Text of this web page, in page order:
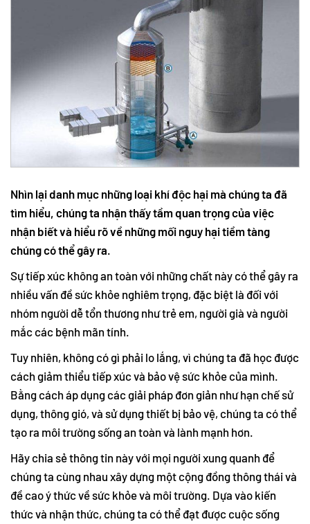
Nhìn lại danh mục những loại khí độc hại mà chúng ta đã
tìm hiểu, chúng ta nhận thấy tầm quan trọng của việc
nhận biết và hiểu rõ về những mối nguy hại tiềm tàng
chúng có thể gây ra.
Sự tiếp xúc không an toàn với những chất này có thể gây ra
nhiều vấn đề sức khỏe nghiêm trọng, đặc biệt là đối với
nhóm người dễ tổn thương như trẻ em, người già và người
mắc các bệnh mãn tính.
Tuy nhiên, không có gì phải lo lắng, vì chúng ta đã học được
cách giảm thiểu tiếp xúc và bảo vệ sức khỏe của mình.
Bằng cách áp dụng các giải pháp đơn giản như hạn chế sử
dụng, thông gió, và sử dụng thiết bị bảo vệ, chúng ta có thể
tạo ra môi trường sống an toàn và lành mạnh hơn.
Hãy chia sẻ thông tin này với mọi người xung quanh để
chúng ta cùng nhau xây dựng một cộng đồng thông thái và
đề cao ý thức về sức khỏe và môi trường. Dựa vào kiến
thức và nhận thức, chúng ta có thể đạt được cuộc sống